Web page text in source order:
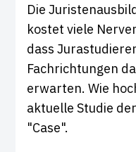
Die
kostet viele
dass
Fachrichtungen
erwarten. Wie
aktuelle Studie
"Case".